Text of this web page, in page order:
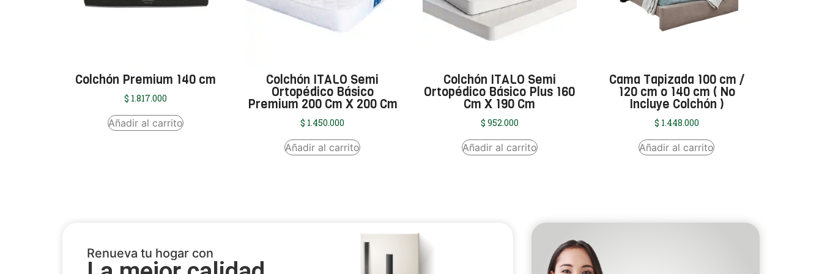
Colchón Premium 140 cm
$ 1.817.000
Añadir al carrito
Colchón ITALO Semi
Ortopédico Básico
Premium 200 Cm X 200 Cm
$ 1.450.000
Añadir al carrito
Colchón ITALO Semi
Ortopédico Básico Plus 160
Cm X 190 Cm
$ 952.000
Añadir al carrito
Cama Tapizada 100 cm /
120 cm o 140 cm ( No
Incluye Colchón )
$ 1.448.000
Añadir al carrito
Renueva tu hogar con